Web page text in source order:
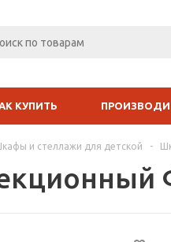
КУПИТЬ
и стеллажи для детской -